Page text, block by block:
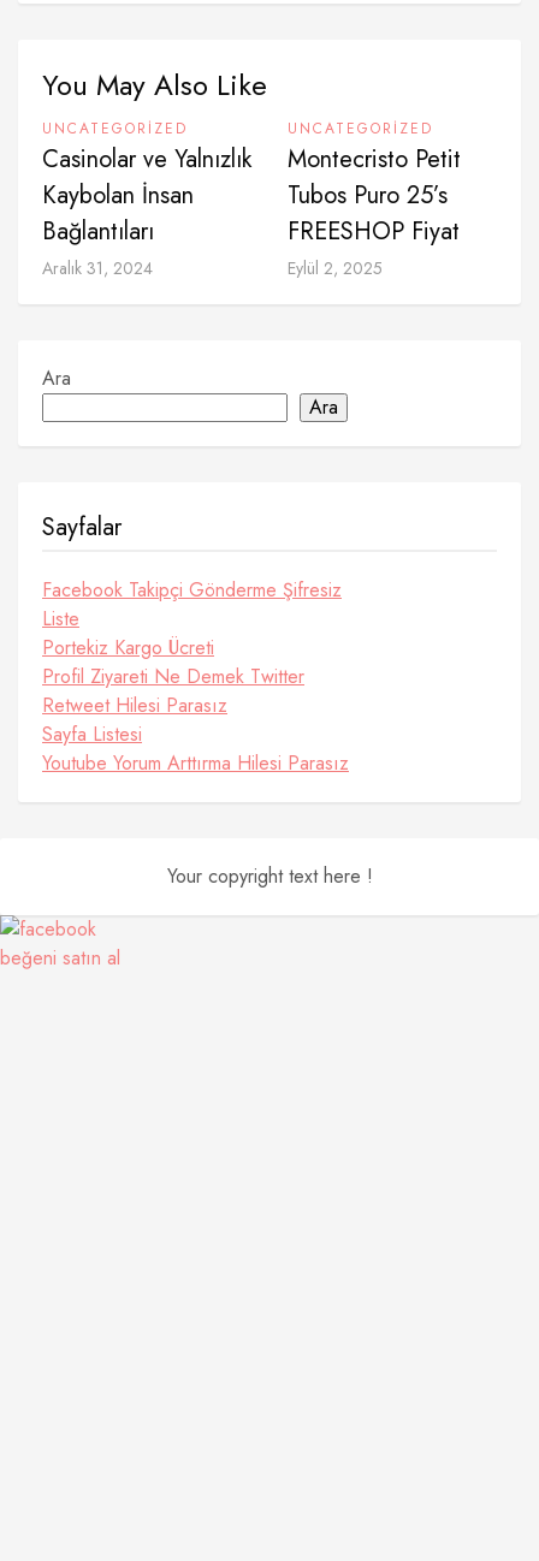
You May Also Like
UNCATEGORIZED
Casinolar ve Yalnızlık
Kaybolan İnsan
Bağlantıları
Aralık 31, 2024
UNCATEGORIZED
Montecristo Petit
Tubos Puro 25’s
FREESHOP Fiyat
Eylül 2, 2025
Ara
Ara
Sayfalar
Facebook Takipçi Gönderme Şifresiz
Liste
Portekiz Kargo Ücreti
Profil Ziyareti Ne Demek Twitter
Retweet Hilesi Parasız
Sayfa Listesi
Youtube Yorum Arttırma Hilesi Parasız
Your copyright text here !